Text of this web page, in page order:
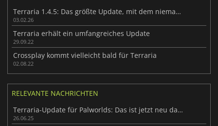
Terraria 1.4.5: Das größte Update, mit dem niemand gerechnet hat
03.02.26
Terraria erhält ein umfangreiches Update
29.09.22
Crossplay kommt vielleicht bald für Terraria
02.08.22
RELEVANTE NACHRICHTEN
Terraria-Update für Palworlds: Das ist jetzt neu dabei
26.06.25